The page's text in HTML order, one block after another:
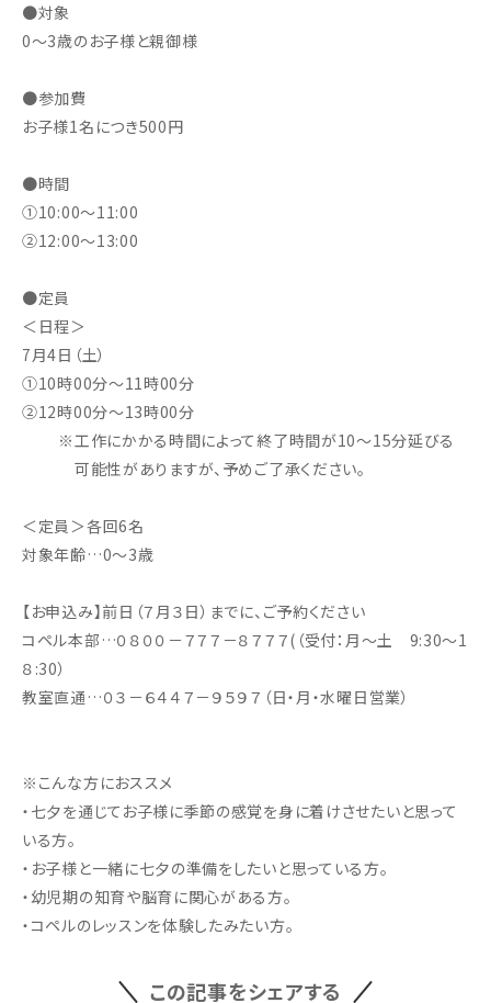
●対象
0～3歳のお子様と親御様
●参加費
お子様1名につき500円
●時間
①10:00～11:00
②12:00～13:00
●定員
＜日程＞
7月4日（土）
①10時00分～11時00分
②12時00分～13時00分
※工作にかかる時間によって終了時間が10～15分延びる
可能性がありますが、予めご了承ください。
＜定員＞各回6名
対象年齢…0～3歳
【お申込み】前日（７月３日）までに、ご予約ください
コペル本部…０８００－７７７－８７７７(（受付：月～土 9:30～1
８:30）
教室直通…０３－６４４７－９５９７（日・月・水曜日営業）
※こんな方におススメ
・七夕を通じてお子様に季節の感覚を身に着けさせたいと思って
いる方。
・お子様と一緒に七夕の準備をしたいと思っている方。
・幼児期の知育や脳育に関心がある方。
・コペルのレッスンを体験したみたい方。
この記事をシェアする